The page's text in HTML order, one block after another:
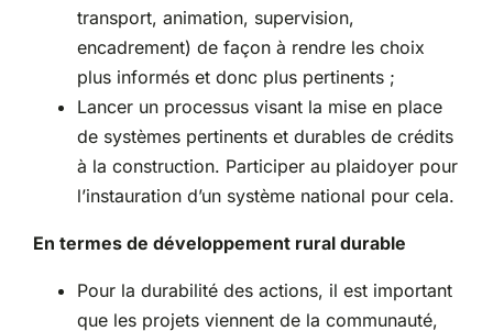
transport, animation, supervision,
encadrement) de façon à rendre les choix
plus informés et donc plus pertinents ;
Lancer un processus visant la mise en place
de systèmes pertinents et durables de crédits
à la construction. Participer au plaidoyer pour
l’instauration d’un système national pour cela.
En termes de développement rural durable
Pour la durabilité des actions, il est important
que les projets viennent de la communauté,